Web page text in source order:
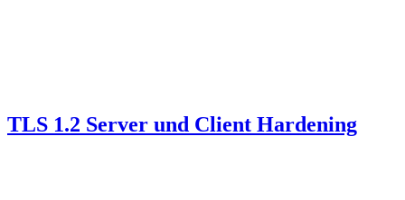
TLS 1.2 Server und Client Hardening